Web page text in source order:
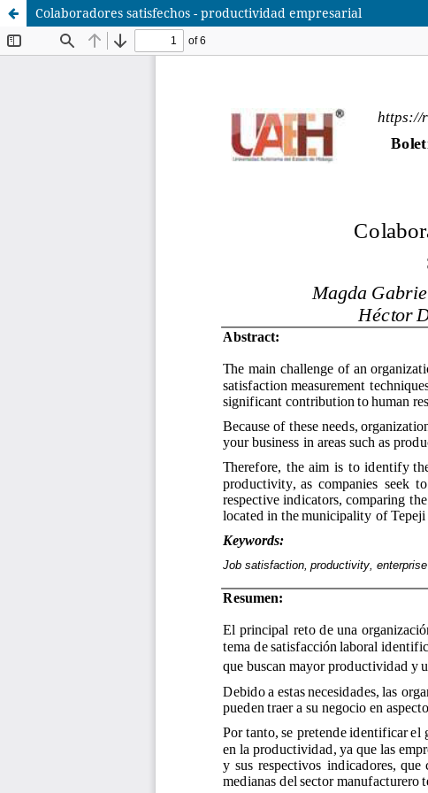
Colaboradores satisfechos - productividad empresarial